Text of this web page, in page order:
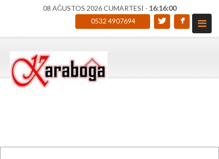
08 AĞUSTOS 2026 CUMARTESİ - 16:16:00
0532 4907694